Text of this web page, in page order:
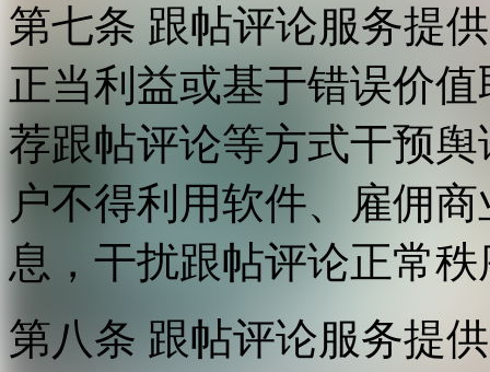
第七条 跟帖评论服务提
正当利益或基于错误价
荐跟帖评论等方式干预
户不得利用软件、雇佣
息，干扰跟帖评论正常
第八条 跟帖评论服务提